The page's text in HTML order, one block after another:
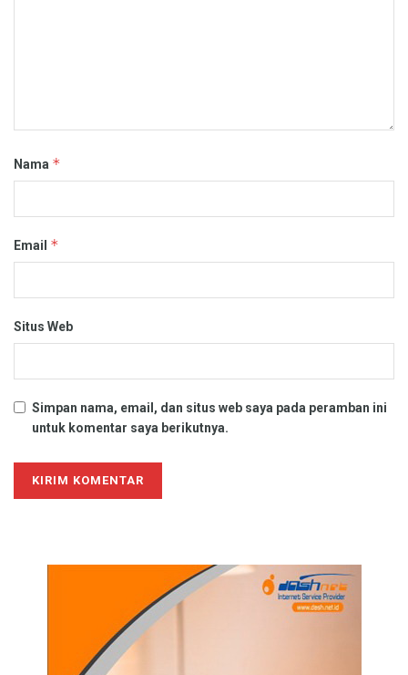
Nama *
Email *
Situs Web
Simpan nama, email, dan situs web saya pada peramban ini
untuk komentar saya berikutnya.